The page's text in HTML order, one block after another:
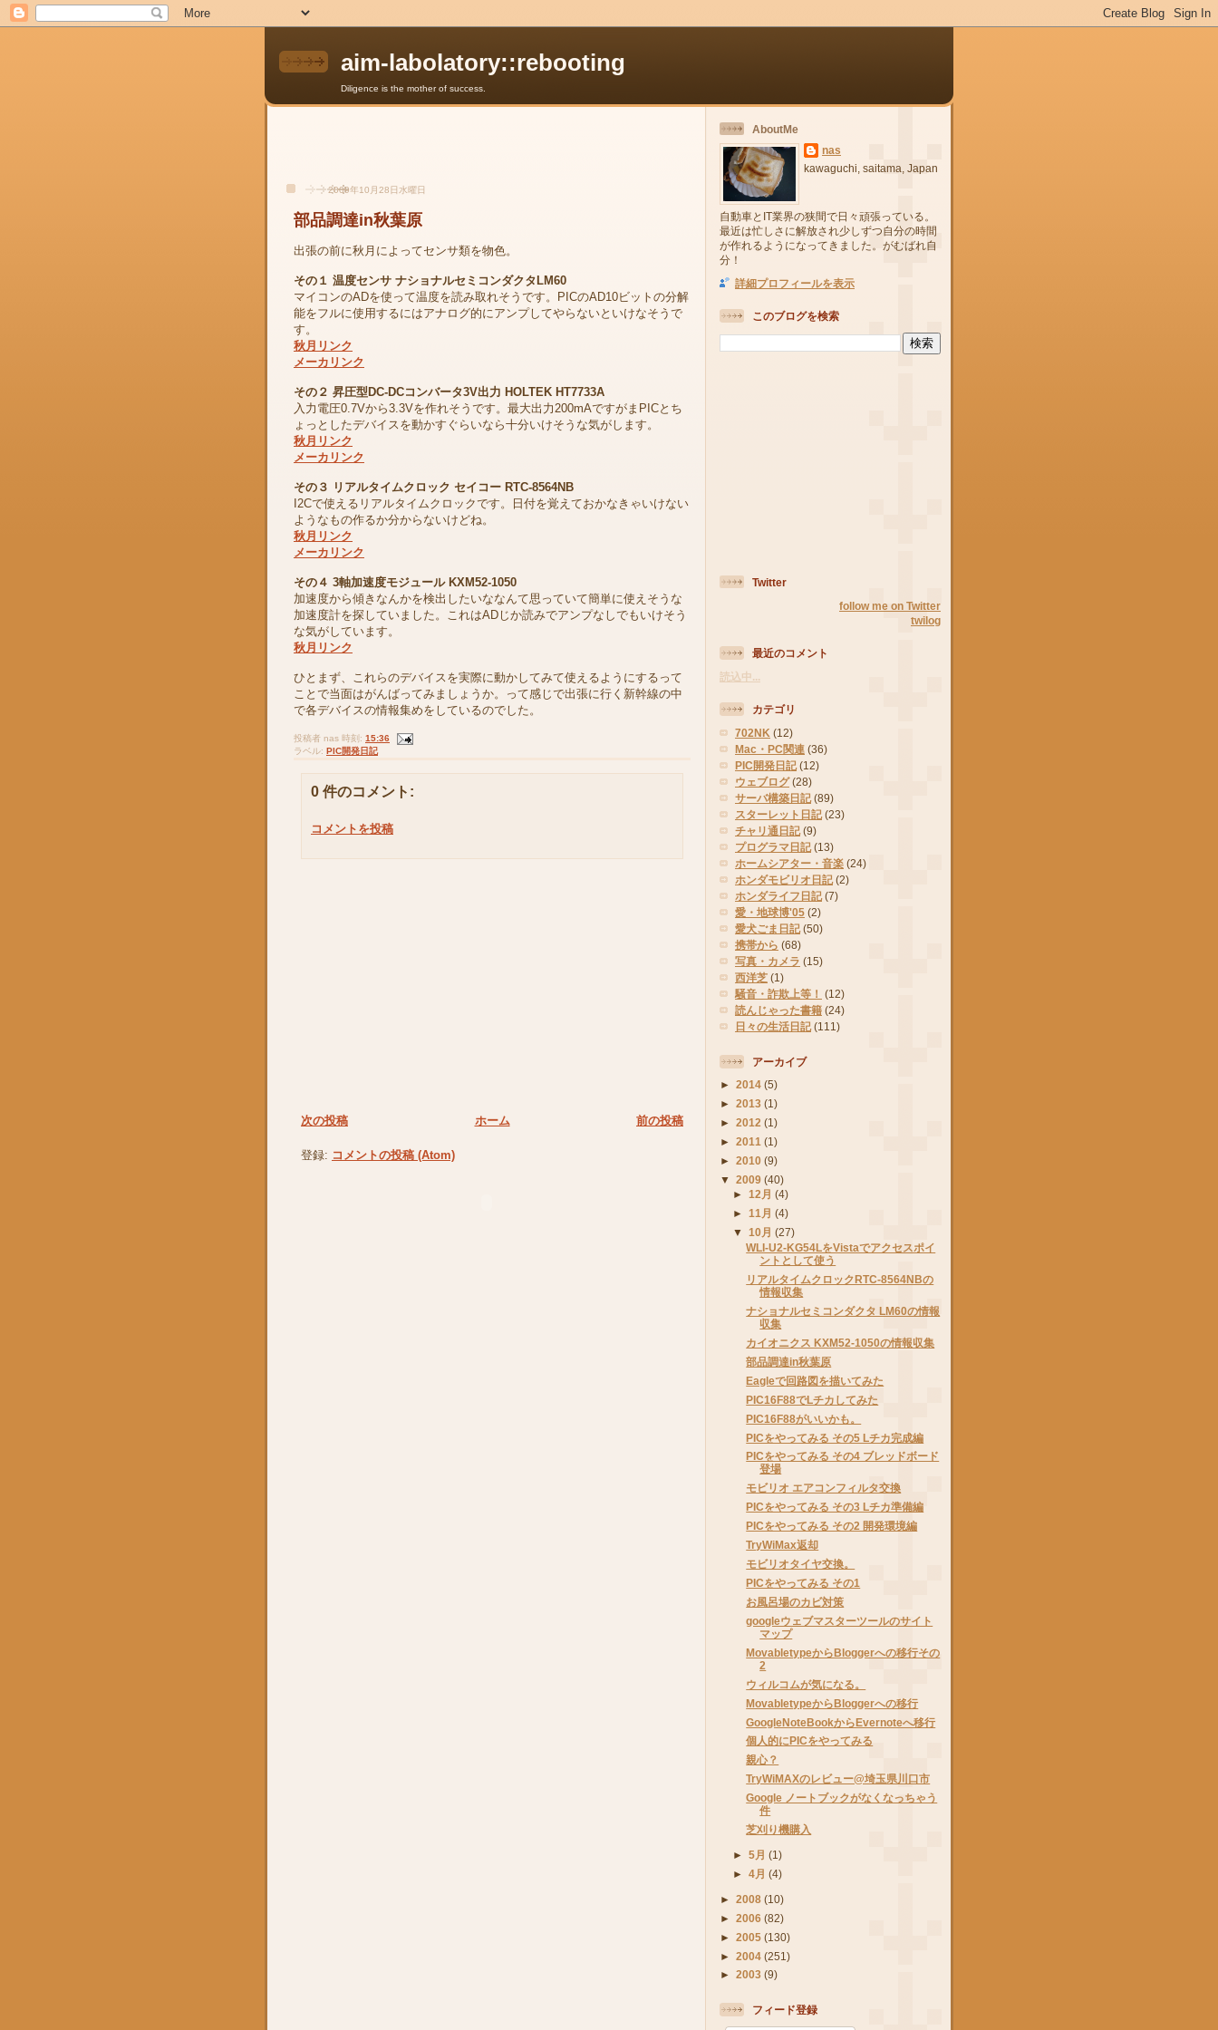
aim-labolatory::rebooting
Diligence is the mother of success.
2009年10月28日水曜日
部品調達in秋葉原
出張の前に秋月によってセンサ類を物色。
その１ 温度センサ ナショナルセミコンダクタLM60
マイコンのADを使って温度を読み取れそうです。PICのAD10ビットの分解
能をフルに使用するにはアナログ的にアンプしてやらないといけなそうで
す。
秋月リンク
メーカリンク
その２ 昇圧型DC-DCコンバータ3V出力 HOLTEK HT7733A
入力電圧0.7Vから3.3Vを作れそうです。最大出力200mAですがまPICとち
ょっとしたデバイスを動かすぐらいなら十分いけそうな気がします。
秋月リンク
メーカリンク
その３ リアルタイムクロック セイコー RTC-8564NB
I2Cで使えるリアルタイムクロックです。日付を覚えておかなきゃいけない
ようなもの作るか分からないけどね。
秋月リンク
メーカリンク
その４ 3軸加速度モジュール KXM52-1050
加速度から傾きなんかを検出したいななんて思っていて簡単に使えそうな
加速度計を探していました。これはADじか読みでアンプなしでもいけそう
な気がしています。
秋月リンク
ひとまず、これらのデバイスを実際に動かしてみて使えるようにするって
ことで当面はがんばってみましょうか。って感じで出張に行く新幹線の中
で各デバイスの情報集めをしているのでした。
投稿者 nas 時刻: 15:36
ラベル: PIC開発日記
0 件のコメント:
コメントを投稿
次の投稿 前の投稿
ホーム
登録: コメントの投稿 (Atom)
AboutMe
nas
kawaguchi, saitama, Japan
自動車とIT業界の狭間で日々頑張っている。
最近は忙しさに解放され少しずつ自分の時間
が作れるようになってきました。がむばれ自
分！
詳細プロフィールを表示
このブログを検索
Twitter
follow me on Twitter
twilog
最近のコメント
読込中...
カテゴリ
702NK (12)
Mac・PC関連 (36)
PIC開発日記 (12)
ウェブログ (28)
サーバ構築日記 (89)
スターレット日記 (23)
チャリ通日記 (9)
プログラマ日記 (13)
ホームシアター・音楽 (24)
ホンダモビリオ日記 (2)
ホンダライフ日記 (7)
愛・地球博'05 (2)
愛犬ごま日記 (50)
携帯から (68)
写真・カメラ (15)
西洋芝 (1)
騒音・詐欺上等！
(12)
読んじゃった書籍 (24)
日々の生活日記 (111)
アーカイブ
► 2014 (5)
► 2013 (1)
► 2012 (1)
► 2011 (1)
► 2010 (9)
▼ 2009 (40)
►12月(4)
►11月(4)
▼10月(27)
WLI-U2-KG54LをVistaでアクセスポイ
ントとして使う
リアルタイムクロックRTC-8564NBの
情報収集
ナショナルセミコンダクタ LM60の情報
収集
カイオニクス KXM52-1050の情報収集
部品調達in秋葉原
Eagleで回路図を描いてみた
PIC16F88でLチカしてみた
PIC16F88がいいかも。
PICをやってみる その5 Lチカ完成編
PICをやってみる その4 ブレッドボード
登場
モビリオ エアコンフィルタ交換
PICをやってみる その3 Lチカ準備編
PICをやってみる その2 開発環境編
TryWiMax返却
モビリオタイヤ交換。
PICをやってみる その1
お風呂場のカビ対策
googleウェブマスターツールのサイト
マップ
MovabletypeからBloggerへの移行その
2
ウィルコムが気になる。
MovabletypeからBloggerへの移行
GoogleNoteBookからEvernoteへ移行
個人的にPICをやってみる
親心？
TryWiMAXのレビュー@埼玉県川口市
Google ノートブックがなくなっちゃう
件
芝刈り機購入
►5月(1)
►4月(4)
► 2008 (10)
► 2006 (82)
► 2005 (130)
► 2004 (251)
► 2003 (9)
フィード登録